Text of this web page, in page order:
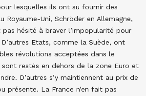
lesquelles ils ont su fournir des
Uni, Schröder en Allemagne,
pas hésité à braver l’impopularité pour
Etats, comme la Suède, ont
révolutions acceptées dans le
sont restés en dehors de la zone Euro et
D’autres s’y maintiennent au prix de
présente. La France n’en fait pas